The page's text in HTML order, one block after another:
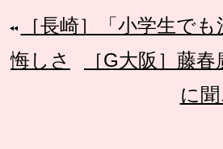
［長崎］「小学生で
悔しさ
［G大阪］藤
に